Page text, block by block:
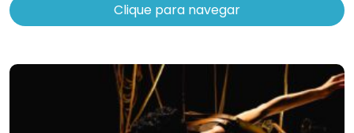
Clique para navegar